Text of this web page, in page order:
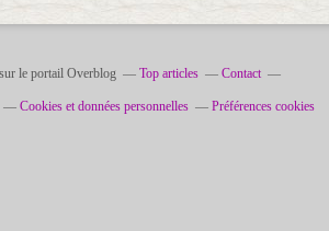
le portail Overblog Top articles Contact
Cookies et données personnelles Préférences cookies